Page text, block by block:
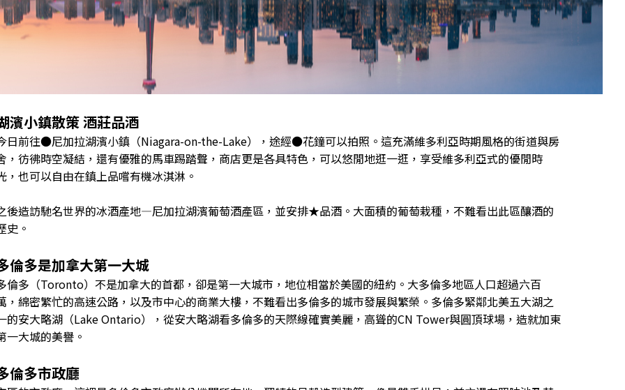
濱小鎮散策 酒莊品酒
日前往●尼加拉湖濱小鎮（Niagara-on-the-Lake），途經●花鐘可以拍照。這充滿維多利亞時期風格的街道與房
，彷彿時空凝結，還有優雅的馬車踢踏聲，商店更是各具特色，可以悠閒地逛一逛，享受維多利亞式的優閒時
，也可以自由在鎮上品嚐有機冰淇淋。
後造訪馳名世界的冰酒產地—尼加拉湖濱葡萄酒產區，並安排★品酒。大面積的葡萄栽種，不難看出此區釀酒的
史。
倫多是加拿大第一大城
倫多（Toronto）不是加拿大的首都，卻是第一大城市，地位相當於美國的紐約。大多倫多地區人口超過六百
，綿密繁忙的高速公路，以及市中心的商業大樓，不難看出多倫多的城市發展與繁榮。多倫多緊鄰北美五大湖之
的安大略湖（Lake Ontario），從安大略湖看多倫多的天際線確實美麗，高聳的CN Tower與圓頂球場，造就加東
一大城的美譽。
倫多市政廳